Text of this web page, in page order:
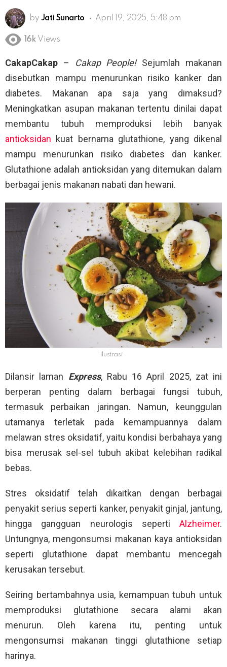
by Jati Sunarto April 19, 2025, 5:48 pm
16k Views
CakapCakap – Cakap People!Sejumlah makanan
disebutkan mampu menurunkan risiko kanker dan
diabetes. Makanan apa saja yang dimaksud?
Meningkatkan asupan makanan tertentu dinilai dapat
membantu tubuh memproduksi lebih banyak
antioksidan kuat bernama glutathione, yang dikenal
mampu menurunkan risiko diabetes dan kanker.
Glutathione adalah antioksidan yang ditemukan dalam
berbagai jenis makanan nabati dan hewani.
Ilustrasi
Dilansir laman Express, Rabu 16 April 2025, zat ini
berperan penting dalam berbagai fungsi tubuh,
termasuk perbaikan jaringan. Namun, keunggulan
utamanya terletak pada kemampuannya dalam
melawan stres oksidatif, yaitu kondisi berbahaya yang
bisa merusak sel-sel tubuh akibat kelebihan radikal
bebas.
Stres oksidatif telah dikaitkan dengan berbagai
penyakit serius seperti kanker, penyakit ginjal, jantung,
hingga gangguan neurologis seperti Alzheimer.
Untungnya, mengonsumsi makanan kaya antioksidan
seperti glutathione dapat membantu mencegah
kerusakan tersebut.
Seiring bertambahnya usia, kemampuan tubuh untuk
memproduksi glutathione secara alami akan
menurun. Oleh karena itu, penting untuk
mengonsumsi makanan tinggi glutathione setiap
harinya.